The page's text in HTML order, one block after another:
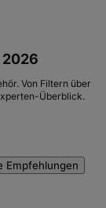
Von Filtern über
Überblick.
Empfehlungen